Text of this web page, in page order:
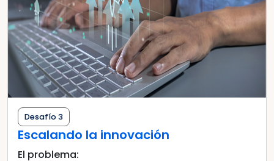
Desafío 3
Escalando la innovación
El problema: